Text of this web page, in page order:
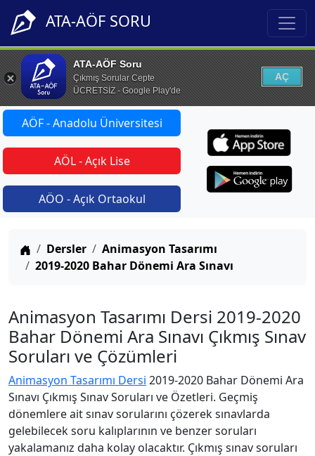
ATA-AÖF SORU
ATA-AÖF Soru
Çıkmış Sorular Cepte
ÜCRETSİZ - Google Play'de
AÇ
AÖF - Anadolu Üniversitesi
AÖL - Açık Lise
AÖO - Açık Ortaokul
Anasayfa
Dersler
Animasyon Tasarımı
2019-2020 Bahar Dönemi Ara Sınavı
Animasyon Tasarımı Dersi 2019-2020
Bahar Dönemi Ara Sınavı Çıkmış Sınav
Soruları ve Çözümleri
Animasyon Tasarımı Dersi 2019-2020 Bahar Dönemi Ara
Sınavı Çıkmış Sınav Soruları ve Özetleri. Geçmiş
dönemlere ait sınav sorularını çözerek sınavlarda
gelebilecek soru kalıplarının ve benzer soruları
yakalamanız daha kolay olacaktır. Çıkmış sınav soruları